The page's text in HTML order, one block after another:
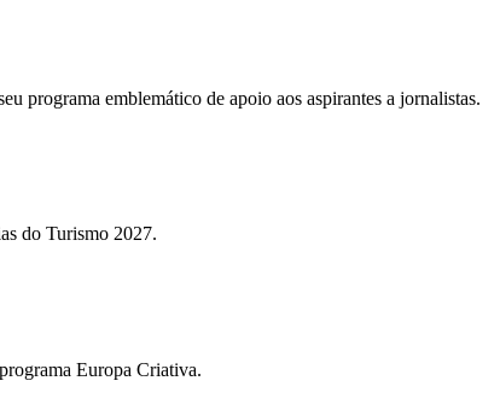
programa emblemático de apoio aos aspirantes a jornalistas.
do Turismo 2027.
Europa Criativa.